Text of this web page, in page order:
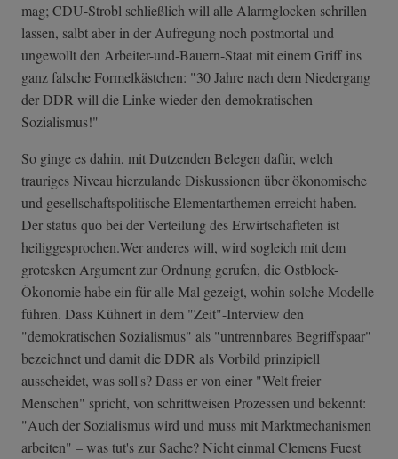
mag; CDU-Strobl schließlich will alle Alarmglocken schrillen
lassen, salbt aber in der Aufregung noch postmortal und
ungewollt den Arbeiter-und-Bauern-Staat mit einem Griff ins
ganz falsche Formelkästchen: "30 Jahre nach dem Niedergang
der DDR will die Linke wieder den demokratischen
Sozialismus!"
So ginge es dahin, mit Dutzenden Belegen dafür, welch
trauriges Niveau hierzulande Diskussionen über ökonomische
und gesellschaftspolitische Elementarthemen erreicht haben.
Der status quo bei der Verteilung des Erwirtschafteten ist
heiliggesprochen.Wer anderes will, wird sogleich mit dem
grotesken Argument zur Ordnung gerufen, die Ostblock-
Ökonomie habe ein für alle Mal gezeigt, wohin solche Modelle
führen. Dass Kühnert in dem "Zeit"-Interview den
"demokratischen Sozialismus" als "untrennbares Begriffspaar"
bezeichnet und damit die DDR als Vorbild prinzipiell
ausscheidet, was soll's? Dass er von einer "Welt freier
Menschen" spricht, von schrittweisen Prozessen und bekennt:
"Auch der Sozialismus wird und muss mit Marktmechanismen
arbeiten" – was tut's zur Sache? Nicht einmal Clemens Fuest